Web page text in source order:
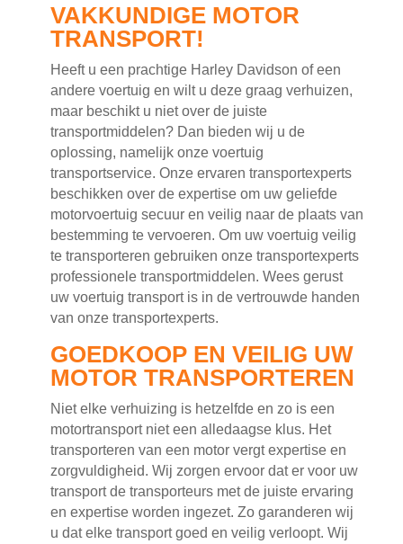
VAKKUNDIGE MOTOR
TRANSPORT!
Heeft u een prachtige Harley Davidson of een
andere voertuig en wilt u deze graag verhuizen,
maar beschikt u niet over de juiste
transportmiddelen? Dan bieden wij u de
oplossing, namelijk onze voertuig
transportservice. Onze ervaren transportexperts
beschikken over de expertise om uw geliefde
motorvoertuig secuur en veilig naar de plaats van
bestemming te vervoeren. Om uw voertuig veilig
te transporteren gebruiken onze transportexperts
professionele transportmiddelen. Wees gerust
uw voertuig transport is in de vertrouwde handen
van onze transportexperts.
GOEDKOOP EN VEILIG UW
MOTOR TRANSPORTEREN
Niet elke verhuizing is hetzelfde en zo is een
motortransport niet een alledaagse klus. Het
transporteren van een motor vergt expertise en
zorgvuldigheid. Wij zorgen ervoor dat er voor uw
transport de transporteurs met de juiste ervaring
en expertise worden ingezet. Zo garanderen wij
u dat elke transport goed en veilig verloopt. Wij